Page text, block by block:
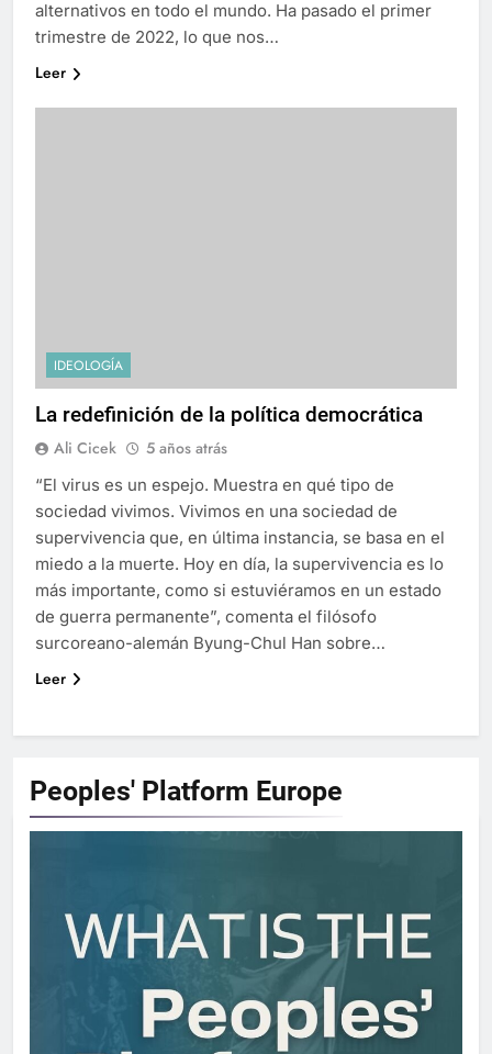
alternativos en todo el mundo. Ha pasado el primer
trimestre de 2022, lo que nos…
Leer
IDEOLOGÍA
La redefinición de la política democrática
Ali Cicek 5 años atrás
“El virus es un espejo. Muestra en qué tipo de
sociedad vivimos. Vivimos en una sociedad de
supervivencia que, en última instancia, se basa en el
miedo a la muerte. Hoy en día, la supervivencia es lo
más importante, como si estuviéramos en un estado
de guerra permanente”, comenta el filósofo
surcoreano-alemán Byung-Chul Han sobre…
Leer
Peoples' Platform Europe